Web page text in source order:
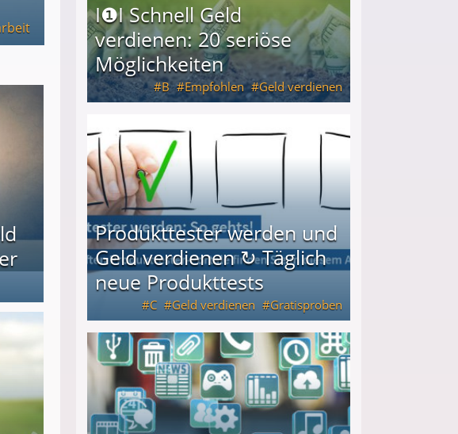
I❶I Schnell Geld
verdienen: 20 seriöse
Möglichkeiten
B Empfohlen Geld verdienen
Möglichkeiten
Produkttester werden und
Geld verdienen ↻ Täglich
neue Produkttests
C Geld verdienen Gratisproben
verdienen ↻ Täglich neue Produkttests